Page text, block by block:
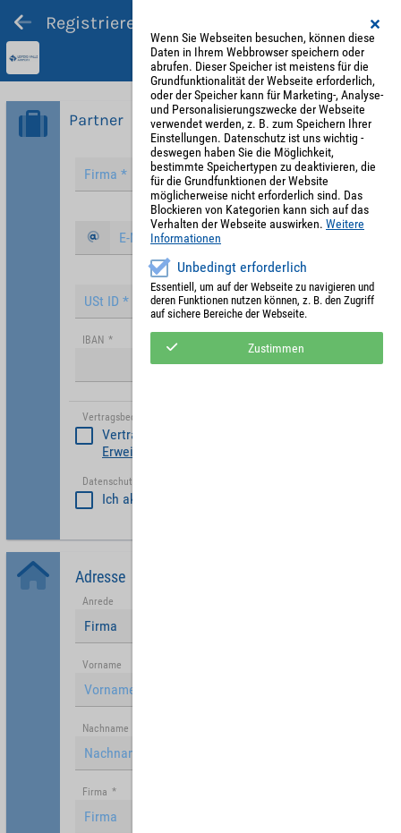
Registrieren und Angebot abgeben
Partner
IBAN *
Vertragsbedinungen akzeptieren
Vertragsbedinungen akzeptieren
Erweiterte Vertragsbedingungen Partner
Datenschutzerklärung akzeptiert
Ich akzeptiere die
Adresse
Anrede
Firma
Vorname
Nachname
Firma *
Wenn Sie Webseiten besuchen, können diese
Daten in Ihrem Webbrowser speichern oder
abrufen. Dieser Speicher ist meistens für die
Grundfunktionalität der Webseite erforderlich,
oder der Speicher kann für Marketing-, Analyse-
und Personalisierungszwecke der Webseite
verwendet werden, z. B. zum Speichern Ihrer
Einstellungen. Datenschutz ist uns wichtig -
deswegen haben Sie die Möglichkeit,
bestimmte Speichertypen zu deaktivieren, die
für die Grundfunktionen der Website
möglicherweise nicht erforderlich sind. Das
Blockieren von Kategorien kann sich auf das
Verhalten der Webseite auswirken. Weitere
Informationen
Unbedingt erforderlich
Essentiell, um auf der Webseite zu navigieren und
deren Funktionen nutzen können, z. B. den Zugriff
auf sichere Bereiche der Webseite.
Zustimmen